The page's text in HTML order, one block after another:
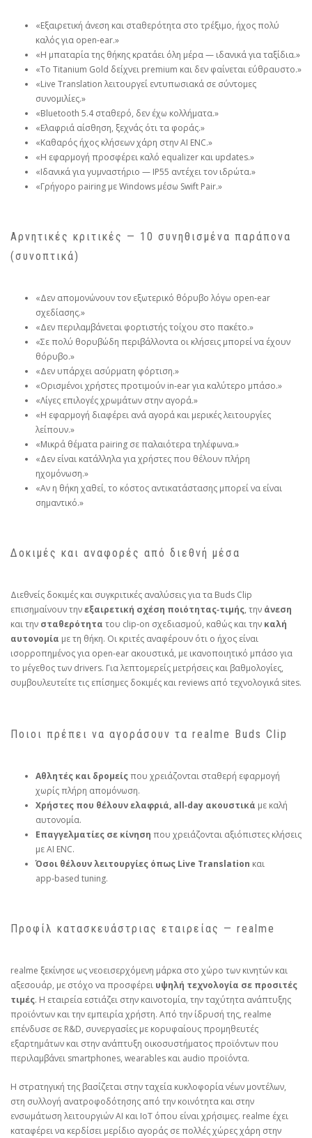
«Εξαιρετική άνεση και σταθερότητα στο τρέξιμο, ήχος πολύ
καλός για open‑ear.»
«Η μπαταρία της θήκης κρατάει όλη μέρα — ιδανικά για ταξίδια.»
«Το Titanium Gold δείχνει premium και δεν φαίνεται εύθραυστο.»
«Live Translation λειτουργεί εντυπωσιακά σε σύντομες
συνομιλίες.»
«Bluetooth 5.4 σταθερό, δεν έχω κολλήματα.»
«Ελαφριά αίσθηση, ξεχνάς ότι τα φοράς.»
«Καθαρός ήχος κλήσεων χάρη στην AI ENC.»
«Η εφαρμογή προσφέρει καλό equalizer και updates.»
«Ιδανικά για γυμναστήριο — IP55 αντέχει τον ιδρώτα.»
«Γρήγορο pairing με Windows μέσω Swift Pair.»
Αρνητικές κριτικές — 10 συνηθισμένα παράπονα
(συνοπτικά)
«Δεν απομονώνουν τον εξωτερικό θόρυβο λόγω open‑ear
σχεδίασης.»
«Δεν περιλαμβάνεται φορτιστής τοίχου στο πακέτο.»
«Σε πολύ θορυβώδη περιβάλλοντα οι κλήσεις μπορεί να έχουν
θόρυβο.»
«Δεν υπάρχει ασύρματη φόρτιση.»
«Ορισμένοι χρήστες προτιμούν in‑ear για καλύτερο μπάσο.»
«Λίγες επιλογές χρωμάτων στην αγορά.»
«Η εφαρμογή διαφέρει ανά αγορά και μερικές λειτουργίες
λείπουν.»
«Μικρά θέματα pairing σε παλαιότερα τηλέφωνα.»
«Δεν είναι κατάλληλα για χρήστες που θέλουν πλήρη
ηχομόνωση.»
«Αν η θήκη χαθεί, το κόστος αντικατάστασης μπορεί να είναι
σημαντικό.»
Δοκιμές και αναφορές από διεθνή μέσα
Διεθνείς δοκιμές και συγκριτικές αναλύσεις για τα Buds Clip
επισημαίνουν τηνεξαιρετική σχέση ποιότητας‑τιμής, την άνεση
και την σταθερότητα του clip‑on σχεδιασμού, καθώς και την καλή
αυτονομία με τη θήκη. Οι κριτές αναφέρουν ότι ο ήχος είναι
ισορροπημένος για open‑ear ακουστικά, με ικανοποιητικό μπάσο για
το μέγεθος των drivers. Για λεπτομερείς μετρήσεις και βαθμολογίες,
συμβουλευτείτε τις επίσημες δοκιμές και reviews από τεχνολογικά sites.
Ποιοι πρέπει να αγοράσουν τα realme Buds Clip
Αθλητές και δρομείςπου χρειάζονται σταθερή εφαρμογή
χωρίς πλήρη απομόνωση.
Χρήστες που θέλουν ελαφριά, all‑day ακουστικά με καλή
αυτονομία.
Επαγγελματίες σε κίνηση που χρειάζονται αξιόπιστες κλήσεις
με AI ENC.
Όσοι θέλουν λειτουργίες όπως Live Translation και
app‑based tuning.
Προφίλ κατασκευάστριας εταιρείας — realme
realme ξεκίνησε ως νεοεισερχόμενη μάρκα στο χώρο των κινητών και
αξεσουάρ, με στόχο να προσφέρει υψηλή τεχνολογία σε προσιτές
τιμές. Η εταιρεία εστιάζει στην καινοτομία, την ταχύτητα ανάπτυξης
προϊόντων και την εμπειρία χρήστη. Από την ίδρυσή της, realme
επένδυσε σε R&D, συνεργασίες με κορυφαίους προμηθευτές
εξαρτημάτων και στην ανάπτυξη οικοσυστήματος προϊόντων που
περιλαμβάνει smartphones, wearables και audio προϊόντα.
Η στρατηγική της βασίζεται στην ταχεία κυκλοφορία νέων μοντέλων,
στη συλλογή ανατροφοδότησης από την κοινότητα και στην
ενσωμάτωση λειτουργιών AI και IoT όπου είναι χρήσιμες. realme έχει
καταφέρει να κερδίσει μερίδιο αγοράς σε πολλές χώρες χάρη στην